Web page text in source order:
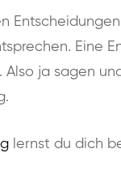
Eine
ja sagen
lernst du dich